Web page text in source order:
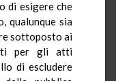
di esigere che
qualunque sia
sottoposto ai
per gli atti
di escludere